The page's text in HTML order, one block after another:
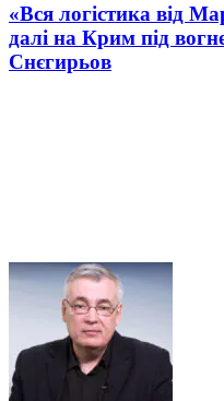
«Вся логістика від
далі на Крим під
Снєгирьов